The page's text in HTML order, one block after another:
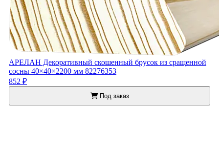
АРЕЛАН Декоративный скошенный брусок из сращенной
сосны 40×40×2200 мм 82276353
852 ₽
Под заказ